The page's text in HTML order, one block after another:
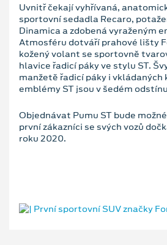
Uvnitř čekají vyhřívaná,
sportovní sedadla Recaro,
Dinamica a zdobená vyraženým
Atmosféru dotváří prahové lišty
kožený volant se sportovně
hlavice řadicí páky ve stylu ST.
manžetě řadicí páky i vkládaných
emblémy ST jsou v šedém
Objednávat Pumu ST bude
první zákazníci se svých vozů
roku 2020.